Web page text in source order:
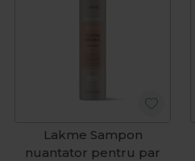
Lakme Sampon
nuantator pentru par